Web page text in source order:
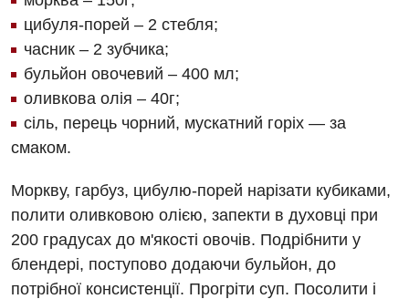
цибуля-порей – 2 стебля;
часник – 2 зубчика;
бульйон овочевий – 400 мл;
оливкова олія – 40г;
сіль, перець чорний, мускатний горіх — за
смаком.
Моркву, гарбуз, цибулю-порей нарізати кубиками,
полити оливковою олією, запекти в духовці при
200 градусах до м'якості овочів. Подрібнити у
блендері, поступово додаючи бульйон, до
потрібної консистенції. Прогріти суп. Посолити і